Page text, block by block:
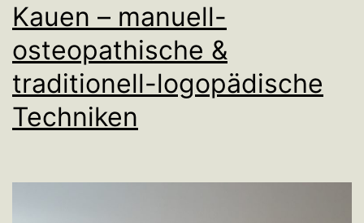
Kauen – manuell-
osteopathische &
traditionell-logopädische
Techniken